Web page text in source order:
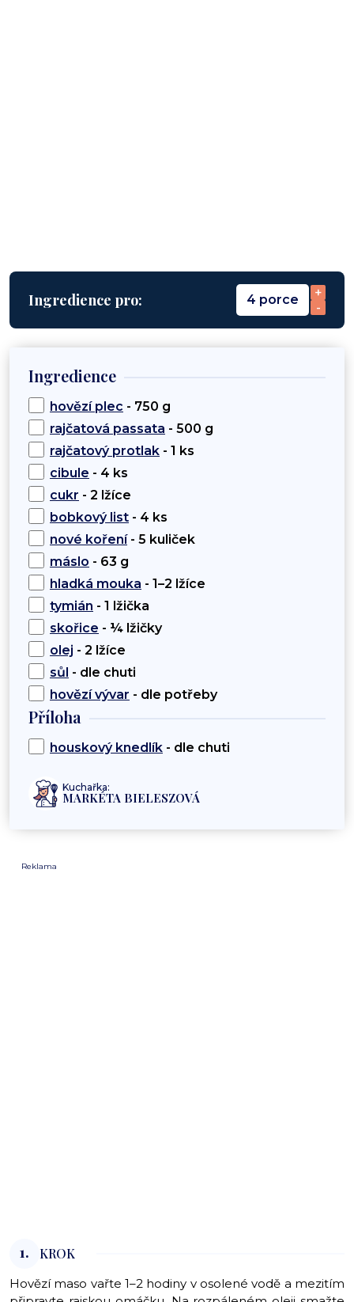
Ingredience pro: 4 porce
+
-
Ingredience
hovězí plec - 750 g
rajčatová passata - 500 g
rajčatový protlak - 1 ks
cibule - 4 ks
cukr - 2 lžíce
bobkový list - 4 ks
nové koření- 5 kuliček
máslo - 63 g
hladká mouka - 1–2 lžíce
tymián - 1 lžička
skořice - ¼ lžičky
olej - 2 lžíce
sůl - dle chuti
hovězí vývar - dle potřeby
Příloha
houskový knedlík - dle chuti
Kuchařka:
MARKÉTA BIELESZOVÁ
Reklama
1. KROK
Hovězí maso vařte 1–2 hodiny v osolené vodě a mezitím